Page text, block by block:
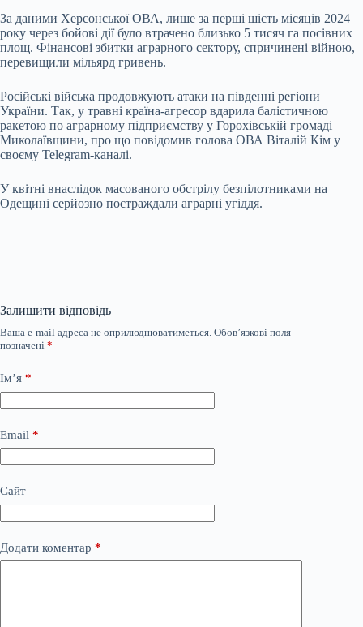
За даними Херсонської ОВА, лише за перші шість місяців 2024
року через бойові дії було втрачено близько 5 тисяч га посівних
площ. Фінансові збитки аграрного сектору, спричинені війною,
перевищили мільярд гривень.
Російські війська продовжують атаки на південні регіони
України. Так, у травні країна-агресор вдарила балістичною
ракетою по аграрному підприємству у Горохівській громаді
Миколаївщини, про що повідомив голова ОВА Віталій Кім у
своєму Telegram-каналі.
У квітні внаслідок масованого обстрілу безпілотниками на
Одещині серйозно постраждали аграрні угіддя.
Залишити відповідь
Ваша e-mail адреса не оприлюднюватиметься. Обов’язкові поля
позначені *
Ім’я *
Email *
Сайт
Додати коментар *